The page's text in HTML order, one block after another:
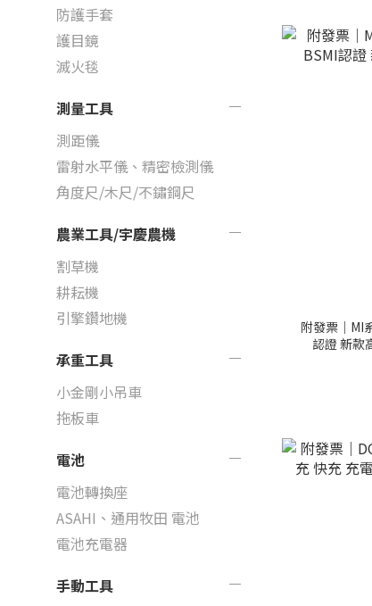
防護手套
護目鏡
滅火毯
測量工具
測距儀
雷射水平儀、精密檢測儀
角度尺/木尺/不鏽鋼尺
農業工具/宇慶農機
割草機
耕耘機
引擎鑽地機
承重工具
小金剛小吊車
拖板車
電池
電池轉換座
ASAHI、通用牧田 電池
電池充電器
手動工具
附發票｜MI
認證 新款